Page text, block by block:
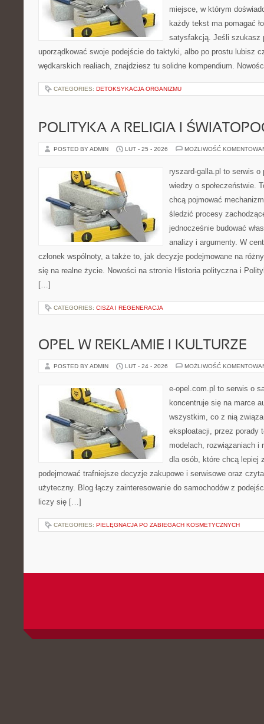
miejsce, w którym
każdy tekst ma pomagać
satysfakcją. Jeśli szukasz
uporządkować swoje podejście do taktyki, albo po prostu lubisz
wędkarskich realiach, znajdziesz tu solidne kompendium.
CATEGORIES: DETOKSYKACJA ORGANIZMU
POLITYKA A RELIGIA I
POSTED BY ADMIN LUT - 25 - 2026 MOŻLIWOŚĆ
ryszard-galla.pl to serwis
wiedzy o społeczeństwie.
chcą pojmować
śledzić procesy
jednocześnie budować
analizy i argumenty. W
członek wspólnoty, a także to, jak decyzje podejmowane na
się na realne życie. Nowości na stronie Historia polityczna i
[…]
CATEGORIES: CISZA I REGENERACJA
OPEL W REKLAMIE I KULTURZE
POSTED BY ADMIN LUT - 24 - 2026 MOŻLIWOŚĆ
e-opel.com.pl to serwis o
koncentruje się na marce
wszystkim, co z nią
eksploatacji, przez porady
modelach, rozwiązaniach i
dla osób, które chcą lepiej
podejmować trafniejsze decyzje zakupowe i serwisowe oraz
użyteczny. Blog łączy zainteresowanie do samochodów z
liczy się […]
CATEGORIES: PIELĘGNACJA PO ZABIEGACH KOSMETYCZNYCH